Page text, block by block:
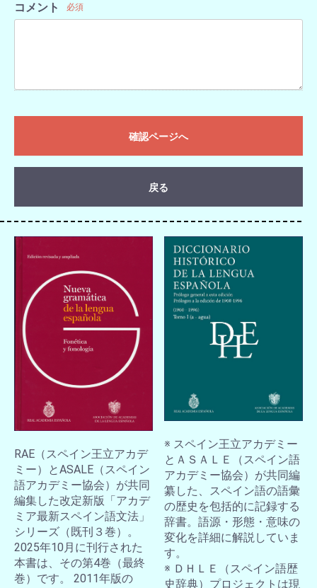
コメント 必須
確認ページへ
戻る
RAE（スペイン王立アカデ
ミー）とASALE（スペイン
語アカデミー協会）が共同
編集した改定新版「アカデ
ミア最新スペイン語文法」
シリーズ（既刊３巻）。
2025年10月に刊行された
本書は、その第4巻（最終
巻）です。 2011年版の
※ スペイン王立アカデミー
とＡＳＡＬＥ（スペイン語
アカデミー協会）が共同編
纂した、スペイン語の語彙
の歴史を包括的に記録する
辞書。語源・形態・意味の
変化を詳細に解説していま
す。
※ ＤＨＬＥ（スペイン語歴
史辞典）プロジェクトは現